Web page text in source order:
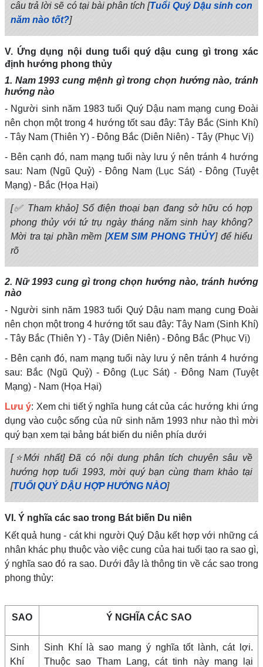
câu trả lời sẽ có tại bài phân tích [Tuổi Quý Dậu sinh con
năm nào tốt?]
V. Ứng dụng nội dung tuổi quý dậu cung gì trong xác
định hướng phong thủy
1. Nam 1993 cung mệnh gì trong chọn hướng nào, tránh
hướng nào
- Người sinh năm 1983 tuổi Quý Dậu nam mạng cung Đoài
nên chọn một trong 4 hướng tốt sau đây: Tây Bắc (Sinh Khí)
- Tây Nam (Thiên Y) - Đông Bắc (Diên Niên) - Tây (Phục Vị)
- Bên cạnh đó, nam mạng tuổi này lưu ý nên tránh 4 hướng
sau: Nam (Ngũ Quỷ) - Đông Nam (Lục Sát) - Đông (Tuyệt
Mạng) - Bắc (Họa Hại)
[✅ Tham khảo] Số điện thoại bạn đang sở hữu có hợp
phong thủy với tứ trụ ngày tháng năm sinh hay không?
Mời tra tại phần mềm [XEM SIM PHONG THỦY] để hiểu
rõ
2. Nữ 1993 cung gì trong chọn hướng nào, tránh hướng
nào
- Người sinh năm 1983 tuổi Quý Dậu nam mạng cung Đoài
nên chọn một trong 4 hướng tốt sau đây: Tây Nam (Sinh Khí)
- Tây Bắc (Thiên Y) - Tây (Diên Niên) - Đông Bắc (Phục Vị)
- Bên cạnh đó, nam mạng tuổi này lưu ý nên tránh 4 hướng
sau: Bắc (Ngũ Quỷ) - Đông (Lục Sát) - Đông Nam (Tuyệt
Mạng) - Nam (Họa Hại)
Lưu ý: Xem chi tiết ý nghĩa hung cát của các hướng khi ứng
dụng vào cuộc sống của nữ sinh năm 1993 như nào thì mời
quý bạn xem tại bảng bát biến du niên phía dưới
[⭐Mới nhất] Đã có nội dung phân tích chuyên sâu về
hướng hợp tuổi 1993, mời quý bạn cùng tham khảo tại
[TUỔI QUÝ DẬU HỢP HƯỚNG NÀO]
VI. Ý nghĩa các sao trong Bát biến Du niên
Kết quả hung - cát khi người Quý Dậu kết hợp với những cá
nhân khác phụ thuộc vào việc cung của hai tuổi tạo ra sao gì,
ý nghĩa sao đó ra sao. Dưới đây là thông tin về các sao trong
phong thủy:
SAO Ý NGHĨA CÁC SAO
Sinh
Khí
Sinh Khí là sao mang ý nghĩa tốt lành, cát lợi.
Thuộc sao Tham Lang, cát tinh này mang lại